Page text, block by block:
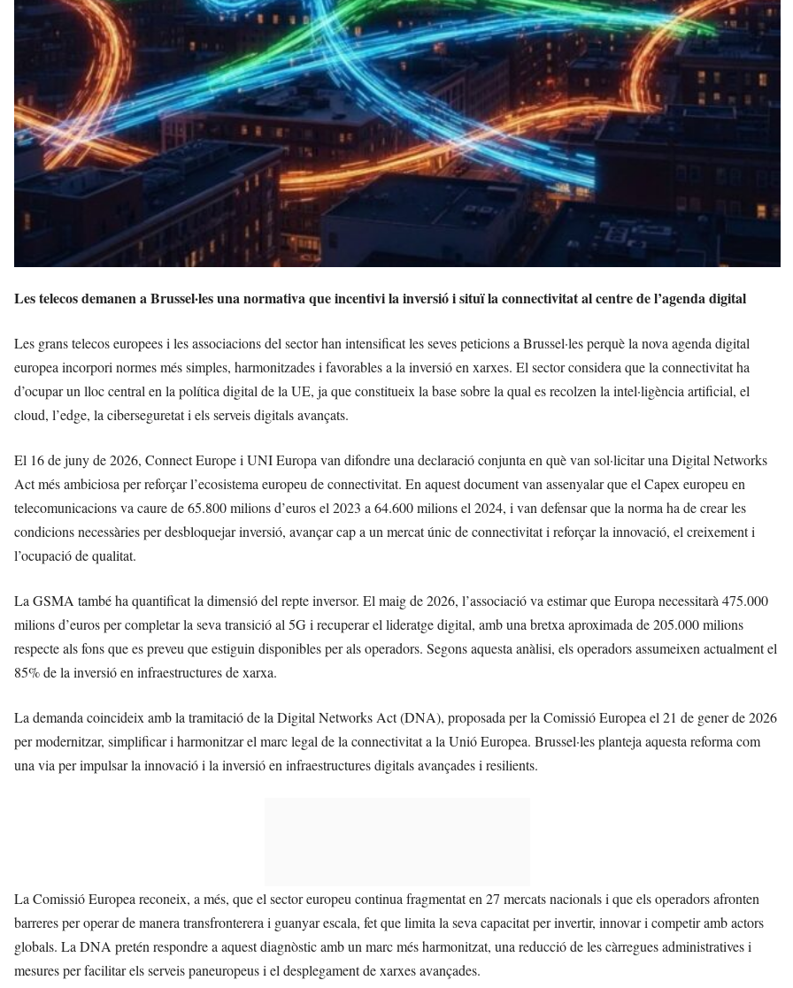
Les telecos demanen a Brussel·les una normativa que incentivi la inversió i situï la connectivitat al centre de l’agenda digital
Les grans telecos europees i les associacions del sector han intensificat les seves peticions a Brussel·les perquè la nova agenda digital
europea incorpori normes més simples, harmonitzades i favorables a la inversió en xarxes. El sector considera que la connectivitat ha
d’ocupar un lloc central en la política digital de la UE, ja que constitueix la base sobre la qual es recolzen la intel·ligència artificial, el
cloud, l’edge, la ciberseguretat i els serveis digitals avançats.
El 16 de juny de 2026, Connect Europe i UNI Europa van difondre una declaració conjunta en què van sol·licitar una Digital Networks
Act més ambiciosa per reforçar l’ecosistema europeu de connectivitat. En aquest document van assenyalar que el Capex europeu en
telecomunicacions va caure de 65.800 milions d’euros el 2023 a 64.600 milions el 2024, i van defensar que la norma ha de crear les
condicions necessàries per desbloquejar inversió, avançar cap a un mercat únic de connectivitat i reforçar la innovació, el creixement i
l’ocupació de qualitat.
La GSMA també ha quantificat la dimensió del repte inversor. El maig de 2026, l’associació va estimar que Europa necessitarà 475.000
milions d’euros per completar la seva transició al 5G i recuperar el lideratge digital, amb una bretxa aproximada de 205.000 milions
respecte als fons que es preveu que estiguin disponibles per als operadors. Segons aquesta anàlisi, els operadors assumeixen actualment el
85% de la inversió en infraestructures de xarxa.
La demanda coincideix amb la tramitació de la Digital Networks Act (DNA), proposada per la Comissió Europea el 21 de gener de 2026
per modernitzar, simplificar i harmonitzar el marc legal de la connectivitat a la Unió Europea. Brussel·les planteja aquesta reforma com
una via per impulsar la innovació i la inversió en infraestructures digitals avançades i resilients.
La Comissió Europea reconeix, a més, que el sector europeu continua fragmentat en 27 mercats nacionals i que els operadors afronten
barreres per operar de manera transfronterera i guanyar escala, fet que limita la seva capacitat per invertir, innovar i competir amb actors
globals. La DNA pretén respondre a aquest diagnòstic amb un marc més harmonitzat, una reducció de les càrregues administratives i
mesures per facilitar els serveis paneuropeus i el desplegament de xarxes avançades.